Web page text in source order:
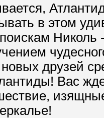
в этом
Николь
друзей
Вас